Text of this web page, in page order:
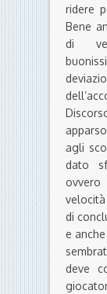
ridere
Bene
di
agli
dato
di
e
deve